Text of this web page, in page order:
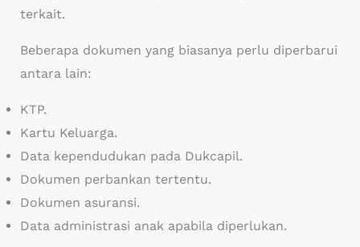
terkait.
Beberapa dokumen yang biasanya perlu diperbarui
antara lain:
KTP.
Kartu Keluarga.
Data kependudukan pada Dukcapil.
Dokumen perbankan tertentu.
Dokumen asuransi.
Data administrasi anak apabila diperlukan.